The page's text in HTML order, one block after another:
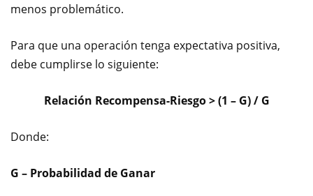
menos problemático.
Para que una operación tenga expectativa positiva,
debe cumplirse lo siguiente:
Relación Recompensa-Riesgo > (1 – G) / G
Donde:
G – Probabilidad de Ganar